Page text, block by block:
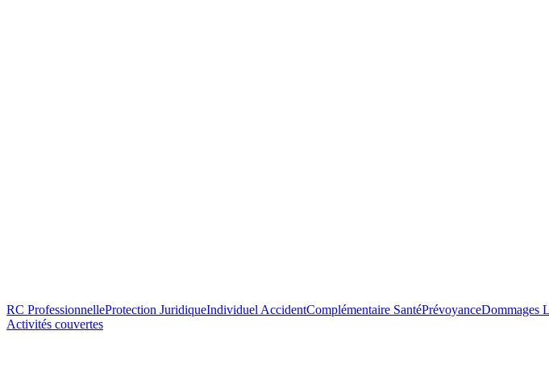
RC ProfessionnelleProtection JuridiqueIndividuel AccidentComplémentaire SantéPrévoyanceDommages
Activités couvertes